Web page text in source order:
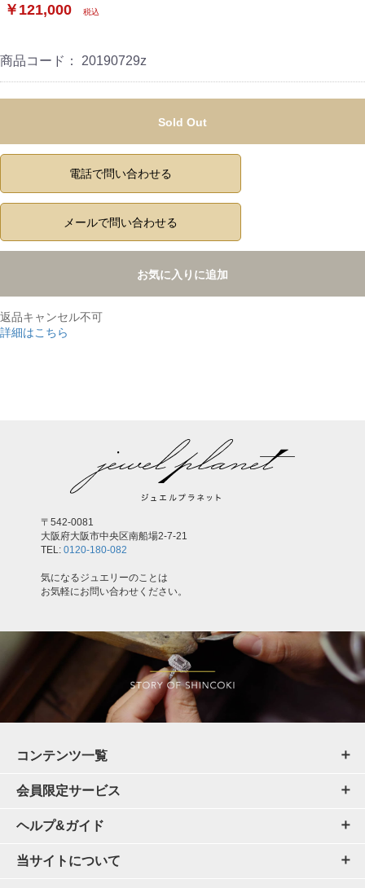
￥121,000 税込
商品コード： 20190729z
Sold Out
電話で問い合わせる
メールで問い合わせる
お気に入りに追加
返品キャンセル不可
詳細はこちら
〒542-0081
大阪府大阪市中央区南船場2-7-21
TEL: 0120-180-082
気になるジュエリーのことは
お気軽にお問い合わせください。
コンテンツ一覧
会員限定サービス
ヘルプ&ガイド
当サイトについて